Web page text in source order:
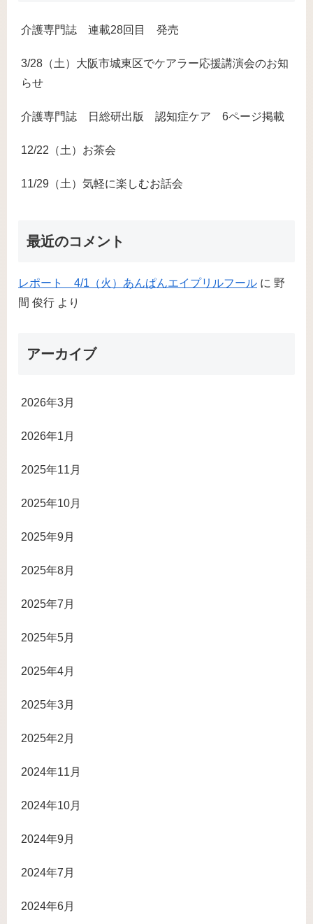
介護専門誌 連載28回目 発売
3/28（土）大阪市城東区でケアラー応援講演会のお知
らせ
介護専門誌 日総研出版 認知症ケア 6ページ掲載
12/22（土）お茶会
11/29（土）気軽に楽しむお話会
最近のコメント
レポート 4/1（火）あんぱんエイプリルフール に 野
間 俊行 より
アーカイブ
2026年3月
2026年1月
2025年11月
2025年10月
2025年9月
2025年8月
2025年7月
2025年5月
2025年4月
2025年3月
2025年2月
2024年11月
2024年10月
2024年9月
2024年7月
2024年6月